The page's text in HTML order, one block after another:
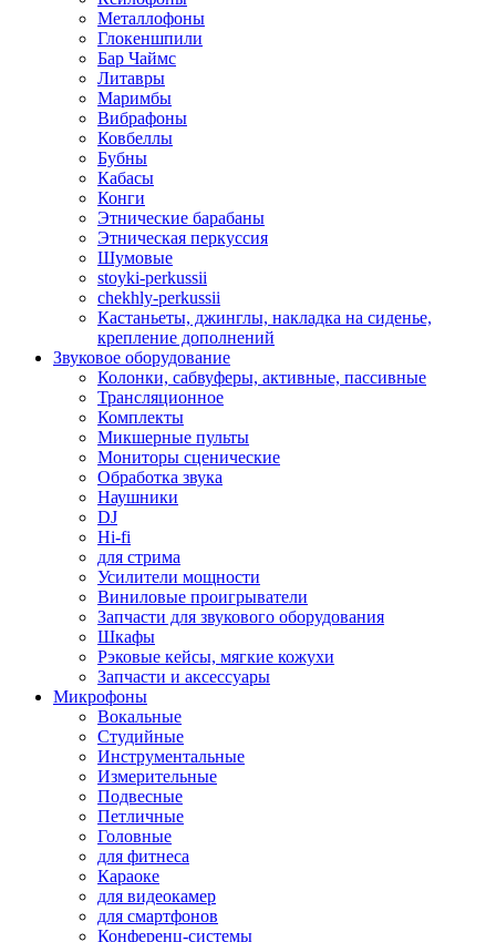
Металлофоны
Глокеншпили
Бар Чаймс
Литавры
Маримбы
Вибрафоны
Ковбеллы
Бубны
Кабасы
Конги
Этнические барабаны
Этническая перкуссия
Шумовые
stoyki-perkussii
chekhly-perkussii
Кастаньеты, джинглы, накладка на сиденье,
крепление дополнений
Звуковое оборудование
Колонки, сабвуферы, активные, пассивные
Трансляционное
Комплекты
Микшерные пульты
Мониторы сценические
Обработка звука
Наушники
DJ
Hi-fi
для стрима
Усилители мощности
Виниловые проигрыватели
Запчасти для звукового оборудования
Шкафы
Рэковые кейсы, мягкие кожухи
Запчасти и аксессуары
Микрофоны
Вокальные
Студийные
Инструментальные
Измерительные
Подвесные
Петличные
Головные
для фитнеса
Караоке
для видеокамер
для смартфонов
Конференц-системы